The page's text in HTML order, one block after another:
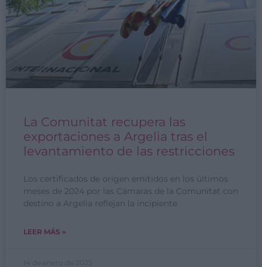
La Comunitat recupera las
exportaciones a Argelia tras el
levantamiento de las restricciones
Los certificados de origen emitidos en los últimos
meses de 2024 por las Cámaras de la Comunitat con
destino a Argelia reflejan la incipiente
LEER MÁS »